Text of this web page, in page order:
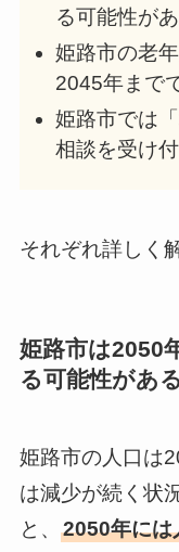
る可能性が
姫路市の老
2045年まで
姫路市では
相談を受け
それぞれ詳しく
姫路市は2050
る可能性がある
姫路市の人口は
は減少が続く状
と、 2050年には